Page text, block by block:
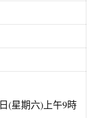
(星期六)上午9時